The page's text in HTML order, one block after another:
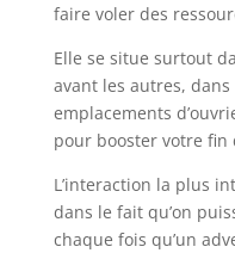
faire voler des
Elle se situe surtout
avant les autres,
emplacements
pour booster votre fin
L’interaction la plus
dans le fait qu’on
chaque fois qu’un